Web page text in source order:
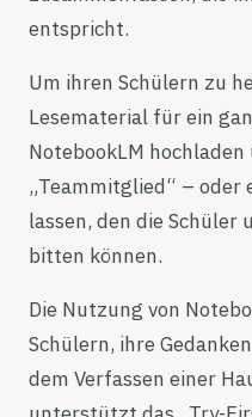
entspricht.
Um ihren Schülern zu
Lesematerial für ein
NotebookLM
„Teammitglied“ – oder
lassen, den die
bitten können.
Die Nutzung von
Schülern, ihre
dem Verfassen einer